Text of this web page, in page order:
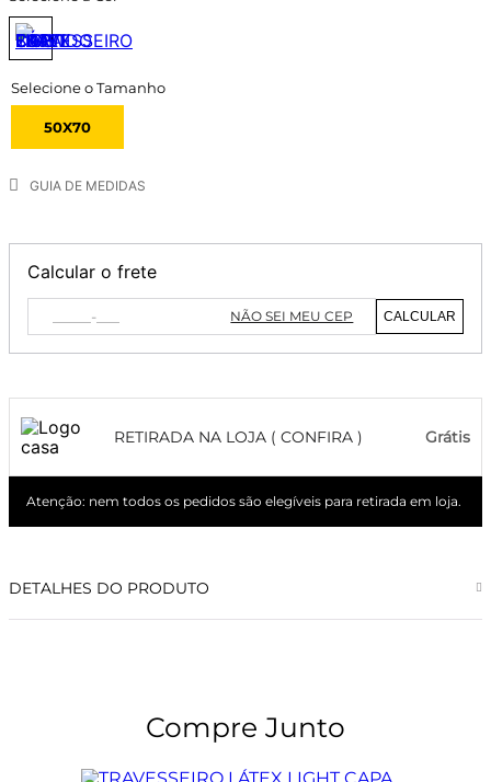
50X70
GUIA DE MEDIDAS
Calcular o frete
NÃO SEI MEU CEP CALCULAR
RETIRADA NA LOJA ( CONFIRA ) Grátis
Atenção: nem todos os pedidos são elegíveis para retirada em loja.
DETALHES DO PRODUTO
Compre Junto